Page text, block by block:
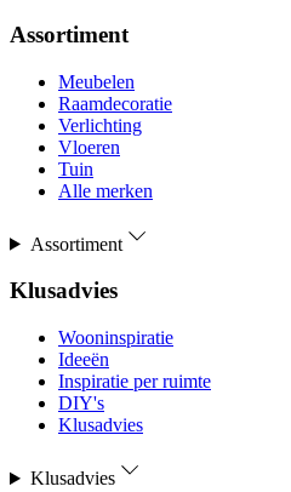
Assortiment
Meubelen
Raamdecoratie
Verlichting
Vloeren
Tuin
Alle merken
Assortiment
Klusadvies
Wooninspiratie
Ideeën
Inspiratie per ruimte
DIY's
Klusadvies
Klusadvies